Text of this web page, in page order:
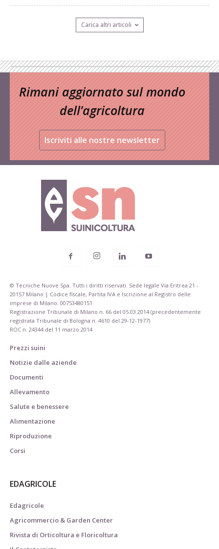
Carica altri articoli
Rimani aggiornato sul mondo
dell’agricoltura
Iscriviti alle nostre newsletter
© Tecniche Nuove Spa. Tutti i diritti riservati. Sede legale Via Eritrea 21 -
20157 Milano | Codice fiscale, Partita IVA e Iscrizione al Registro delle
imprese di Milano: 00753480151
Registrazione Tribunale di Milano n. 66 del 05.03.2014 (precedentemente
registrata Tribunale di Bologna n. 4610 del 29-12-1977)
ROC n. 24344 del 11 marzo 2014
Prezzi suini
Notizie dalle aziende
Documenti
Allevamento
Salute e benessere
Alimentazione
Riproduzione
Corsi
EDAGRICOLE
Edagricole
Agricommercio & Garden Center
Rivista di Orticoltura e Floricoltura